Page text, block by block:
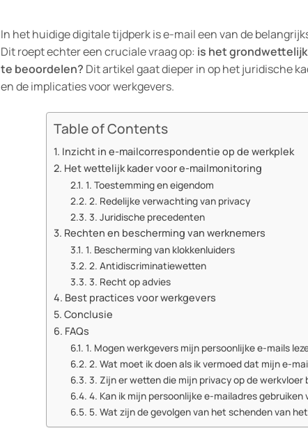
In het huidige digitale tijdperk is e-mail een van de
Dit roept echter een cruciale vraag op: is het
te beoordelen? Dit artikel gaat dieper in op het juridische
en de implicaties voor werkgevers.
Table of Contents
Inzicht in e-mailcorrespondentie op de werkplek
Het wettelijk kader voor e-mailmonitoring
1. Toestemming en eigendom
2. Redelijke verwachting van privacy
3. Juridische precedenten
Rechten en bescherming van werknemers
1. Bescherming van klokkenluiders
2. Antidiscriminatiewetten
3. Recht op advies
Best practices voor werkgevers
Conclusie
FAQs
1. Mogen werkgevers mijn persoonlijke e-mails
2. Wat moet ik doen als ik vermoed dat mijn e-
3. Zijn er wetten die mijn privacy op de werkvloer
4. Kan ik mijn persoonlijke e-mailadres
5. Wat zijn de gevolgen van het schenden van